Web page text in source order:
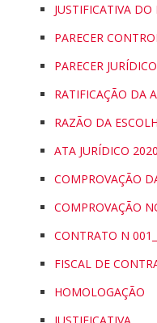
JUSTIFICATIVA DO
PARECER
PARECER JURÍDICO
RATIFICAÇÃO DA
RAZÃO DA
ATA JURÍDICO 2020
COMPROVAÇÃO
COMPROVAÇÃO
CONTRATO N
FISCAL DE
HOMOLOGAÇÃO